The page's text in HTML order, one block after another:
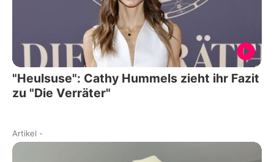
"Heulsuse": Cathy Hummels zieht ihr Fazit
zu "Die Verräter"
Artikel -